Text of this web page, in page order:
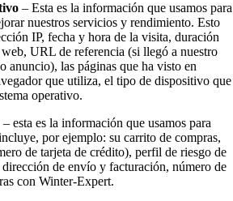
– Esta es la información que usamos para
nuestros servicios y rendimiento. Esto
IP, fecha y hora de la visita, duración
URL de referencia (si llegó a nuestro
anuncio), las páginas que ha visto en
que utiliza, el tipo de dispositivo que
operativo.
– esta es la información que usamos para
por ejemplo: su carrito de compras,
de tarjeta de crédito), perfil de riesgo de
dirección de envío y facturación, número de
con Winter-Expert.